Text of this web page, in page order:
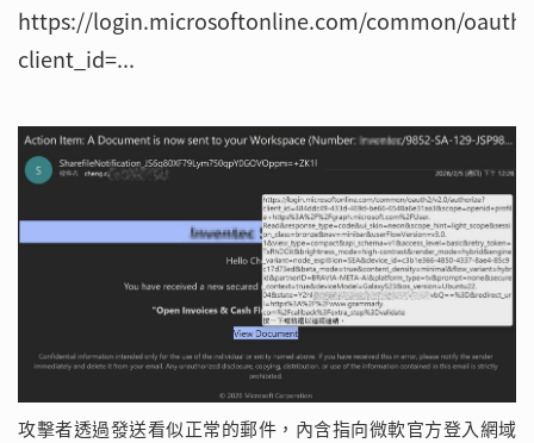
https://login.microsoftonline.com/common/
client_id=...
攻擊者透過發送看似正常的郵件，內含指向微軟官方登入網域